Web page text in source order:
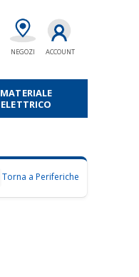
NEGOZI ACCOUNT
MATERIALE
ELETTRICO
Torna a Periferiche